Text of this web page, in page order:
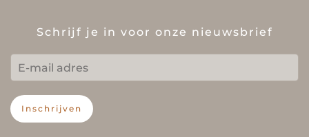
Schrijf je in voor onze nieuwsbrief
Inschrijven